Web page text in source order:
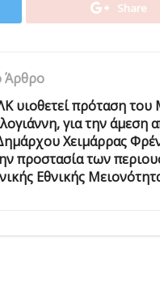
Share
Άρθρο
υιοθετεί πρόταση
για την άμεση
Χειμάρρας
προστασία των
Εθνικής